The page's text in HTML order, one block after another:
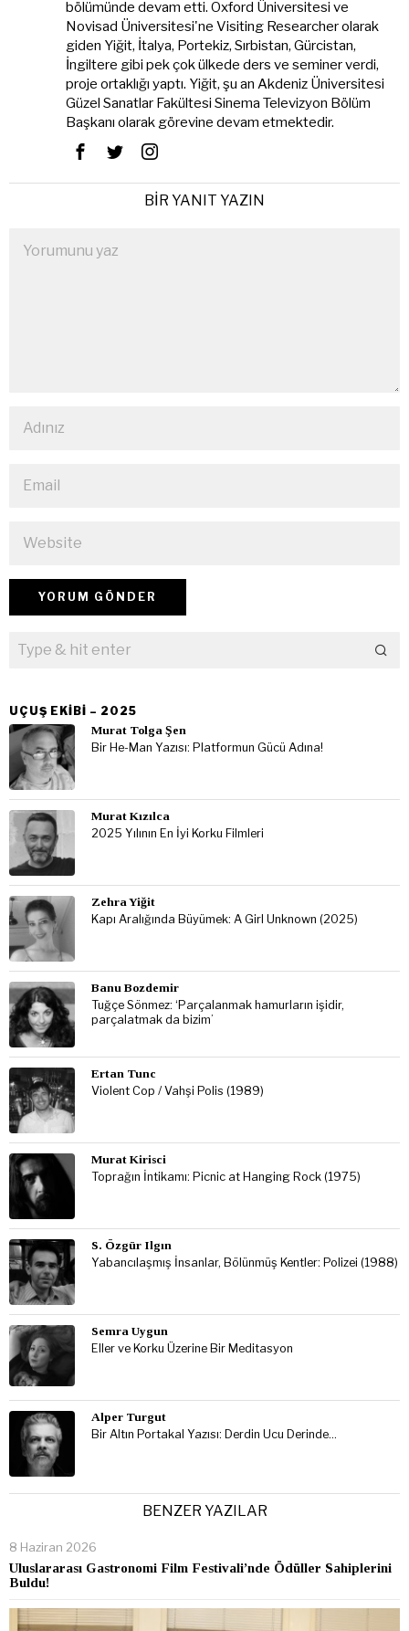
bölümünde devam etti. Oxford Üniversitesi ve
Novisad Üniversitesi'ne Visiting Researcher olarak
giden Yiğit, İtalya, Portekiz, Sırbistan, Gürcistan,
İngiltere gibi pek çok ülkede ders ve seminer verdi,
proje ortaklığı yaptı. Yiğit, şu an Akdeniz Üniversitesi
Güzel Sanatlar Fakültesi Sinema Televizyon Bölüm
Başkanı olarak görevine devam etmektedir.
BIR YANIT YAZIN
UÇUŞ EKIBI – 2025
Murat Tolga Şen
Bir He-Man Yazısı: Platformun Gücü Adına!
Murat Kızılca
2025 Yılının En İyi Korku Filmleri
Zehra Yiğit
Kapı Aralığında Büyümek: A Girl Unknown (2025)
Banu Bozdemir
Tuğçe Sönmez: ‘Parçalanmak hamurların işidir,
parçalatmak da bizim’
Ertan Tunc
Violent Cop / Vahşi Polis (1989)
Murat Kirisci
Toprağın İntikamı: Picnic at Hanging Rock (1975)
S. Özgür Ilgın
Yabancılaşmış İnsanlar, Bölünmüş Kentler: Polizei (1988)
Semra Uygun
Eller ve Korku Üzerine Bir Meditasyon
Alper Turgut
Bir Altın Portakal Yazısı: Derdin Ucu Derinde…
BENZER YAZILAR
8 Haziran 2026
Uluslararası Gastronomi Film Festivali’nde Ödüller Sahiplerini
Buldu!